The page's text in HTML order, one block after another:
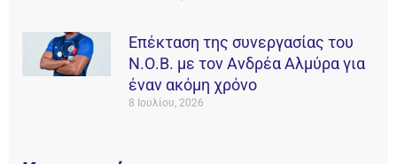
Επέκταση της συνεργασίας του
Ν.Ο.Β. με τον Ανδρέα Αλμύρα για
έναν ακόμη χρόνο
8 Ιουλίου, 2026